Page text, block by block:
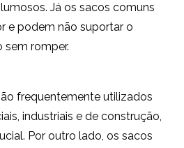
Já os sacos comuns
e podem não suportar o
romper.
frequentemente utilizados
industriais e de construção,
Por outro lado, os sacos